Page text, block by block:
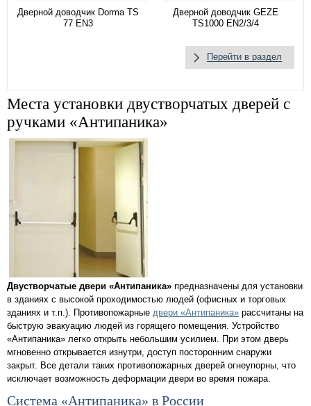
Дверной доводчик Dorma TS
77 EN3
Дверной доводчик GEZE
TS1000 EN2/3/4
Перейти в раздел
Места установки двустворчатых дверей с
ручками «Антипаника»
Двустворчатые двери «Антипаника» предназначены для установки
в зданиях с высокой проходимостью людей (офисных и торговых
зданиях и т.п.). Противопожарные двери «Антипаника» рассчитаны на
быструю эвакуацию людей из горящего помещения. Устройство
«Антипаника» легко открыть небольшим усилием. При этом дверь
мгновенно открывается изнутри, доступ посторонним снаружи
закрыт. Все детали таких противопожарных дверей огнеупорны, что
исключает возможность деформации двери во время пожара.
Система «Антипаника» в России